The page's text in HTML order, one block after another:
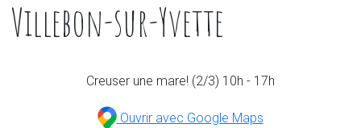
Villebon-sur-Yvette
Creuser une mare! (2/3) 10h - 17h
Ouvrir avec Google Maps